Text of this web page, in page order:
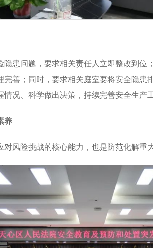
隐患问题，要求相关责任人立即整改到位
完善；同时，要求相关庭室要将安全隐患
况、科学做出决策，持续完善安全生产
养
风险挑战的核心能力，也是防范化解重